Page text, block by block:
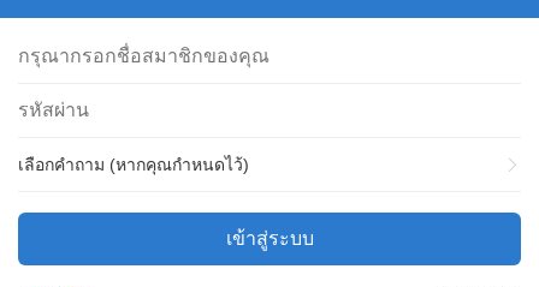
เลือกคำถาม (หากคุณกำหนดไว้)
เข้าสู่ระบบ